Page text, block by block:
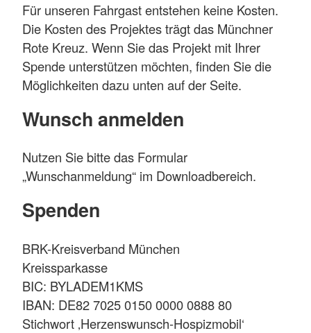
Für unseren Fahrgast entstehen keine Kosten.
Die Kosten des Projektes trägt das Münchner
Rote Kreuz. Wenn Sie das Projekt mit Ihrer
Spende unterstützen möchten, finden Sie die
Möglichkeiten dazu unten auf der Seite.
Wunsch anmelden
Nutzen Sie bitte das Formular
„Wunschanmeldung“ im Downloadbereich.
Spenden
BRK-Kreisverband München
Kreissparkasse
BIC: BYLADEM1KMS
IBAN: DE82 7025 0150 0000 0888 80
Stichwort ‚Herzenswunsch-Hospizmobil‘